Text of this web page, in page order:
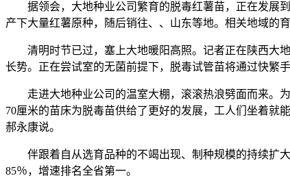
据领会，大地种业公司繁育的脱毒红薯苗，正在发展到
产下大量红薯原种，随后销往、、山东等地。相关地域的
清明时节已过，塞上大地暖阳高照。记者正在陕西大地
长势。正在尝试室的无菌前提下，脱毒试管苗将通过快繁
走进大地种业公司的温室大棚，滚滚热浪劈面而来。为
70厘米的苗床为脱毒苗供给了更好的发展，工人们坐着就
郝永康说。
伴跟着自从选育品种的不竭出现、制种规模的持续扩大
85％，增速排名全省第一。